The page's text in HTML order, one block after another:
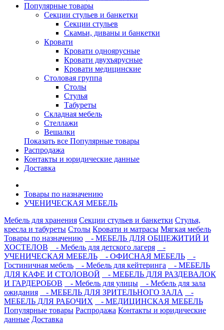
Популярные товары
Секции стульев и банкетки
Секции стульев
Скамьи, диваны и банкетки
Кровати
Кровати одноярусные
Кровати двухъярусные
Кровати медицинские
Столовая группа
Столы
Стулья
Табуреты
Складная мебель
Стеллажи
Вешалки
Показать все Популярные товары
Распродажа
Контакты и юридические данные
Доставка
Товары по назначению
УЧЕНИЧЕСКАЯ МЕБЕЛЬ
Мебель для хранения Секции стульев и банкетки Стулья,
кресла и табуреты Столы Кровати и матрасы Мягкая мебель
Товары по назначению
- МЕБЕЛЬ ДЛЯ ОБЩЕЖИТИЙ И
ХОСТЕЛОВ
- Мебель для детского лагеря
-
УЧЕНИЧЕСКАЯ МЕБЕЛЬ
- ОФИСНАЯ МЕБЕЛЬ
-
Гостиничная мебель
- Мебель для кейтеринга
- МЕБЕЛЬ
ДЛЯ КАФЕ И СТОЛОВОЙ
- МЕБЕЛЬ ДЛЯ РАЗДЕВАЛОК
И ГАРДЕРОБОВ
- Мебель для улицы
- Мебель для зала
ожидания
- МЕБЕЛЬ ДЛЯ ЗРИТЕЛЬНОГО ЗАЛА
-
МЕБЕЛЬ ДЛЯ РАБОЧИХ
- МЕДИЦИНСКАЯ МЕБЕЛЬ
Популярные товары Распродажа Контакты и юридические
данные Доставка